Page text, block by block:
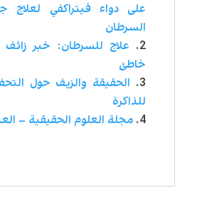
على دواء فيتراكفي لعلاج
السرطان
علاج للسرطان: خبر
خاطئ
الحقيقة والزيف حول
للذاكرة
مجلة العلوم الحقيقية –